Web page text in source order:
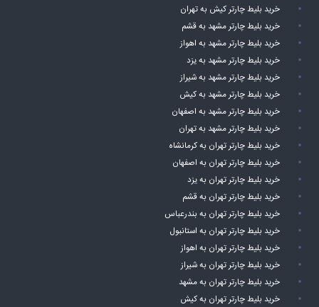
خرید بلیط چارتر کیش به تهران
خرید بلیط چارتر مشهد به قشم
خرید بلیط چارتر مشهد به اهواز
خرید بلیط چارتر مشهد به یزد
خرید بلیط چارتر مشهد به شیراز
خرید بلیط چارتر مشهد به کیش
خرید بلیط چارتر مشهد به اصفهان
خرید بلیط چارتر مشهد به تهران
خرید بلیط چارتر تهران به کرمانشاه
خرید بلیط چارتر تهران به اصفهان
خرید بلیط چارتر تهران به یزد
خرید بلیط چارتر تهران به قشم
خرید بلیط چارتر تهران به بندرعباس
خرید بلیط چارتر تهران به استانبول
خرید بلیط چارتر تهران به اهواز
خرید بلیط چارتر تهران به شیراز
خرید بلیط چارتر تهران به مشهد
خرید بلیط چارتر تهران به کیش